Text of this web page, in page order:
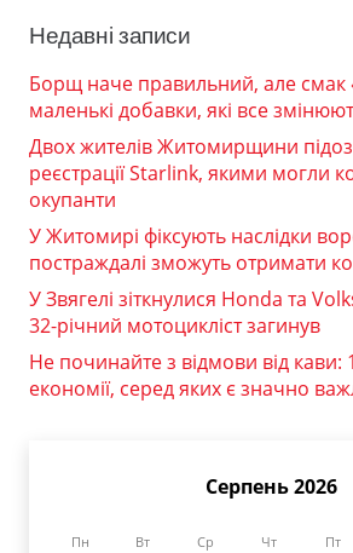
Недавні записи
Борщ наче правильний, але смак
маленькі добавки, які все
Двох жителів Житомирщини
реєстрації Starlink, якими могли
окупанти
У Житомирі фіксують наслідки
постраждалі зможуть отримати
У Звягелі зіткнулися Honda та
32-річний мотоцикліст загинув
Не починайте з відмови від кави:
економії, серед яких є значно
Серпень 2026
Пн Вт Ср Чт Пт